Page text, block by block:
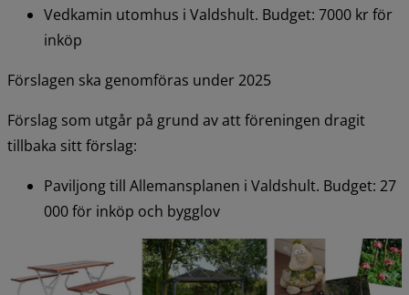
Vedkamin utomhus i Valdshult. Budget: 7000 kr för
inköp
Förslagen ska genomföras under 2025
Förslag som utgår på grund av att föreningen dragit
tillbaka sitt förslag:
Paviljong till Allemansplanen i Valdshult. Budget: 27
000 för inköp och bygglov